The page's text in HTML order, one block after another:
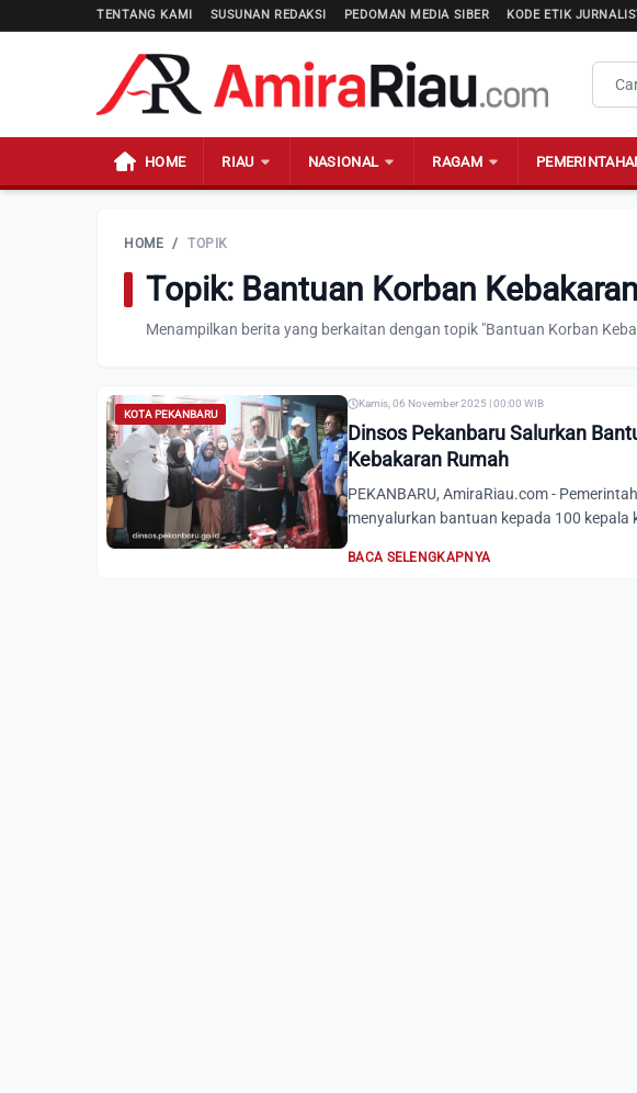
TENTANG KAMI SUSUNAN REDAKSI PEDOMAN MEDIA SIBER KODE ETIK
HOME RIAU NASIONAL RAGAM
HOME / TOPIK
Topik: Bantuan Korban
Menampilkan berita yang berkaitan dengan topik "Bantuan Korban
KOTA PEKANBARU
Kamis, 06 November 2025 | 00:00 WIB
Dinsos Pekanbaru Salurkan
Kebakaran Rumah
PEKANBARU, AmiraRiau.com -
menyalurkan bantuan kepada 100 kepala
BACA SELENGKAPNYA